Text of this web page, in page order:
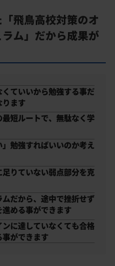
飛鳥高校対策のオ
ム」だから成果が
ていいから勉強する事だ
ます
短ルートで、無駄なく学
勉強すればいいのか考え
りていない弱点部分を克
だから、途中で挫折せず
める事ができます
に達していなくても合格
ができます